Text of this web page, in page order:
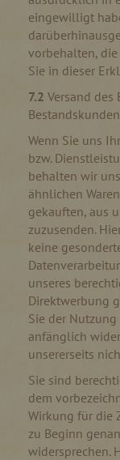
eingewilligt
vorbehalten,
Sie in dieser
7.2 Versand
Bestandskunden
Wenn Sie uns
bzw.
behalten wir
ähnlichen
gekauften, aus
zuzusenden.
keine
unseres
Direktwerbung
Sie der
anfänglich
unsererseits
Sie sind
dem
Wirkung für die
zu Beginn
widersprechen.